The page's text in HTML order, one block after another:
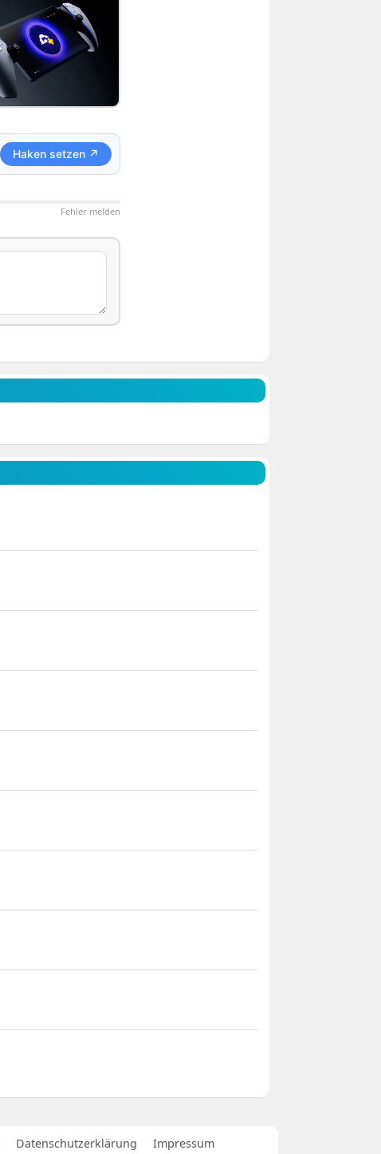
Haken setzen ↗
Fehler melden
Datenschutzerklärung Impressum